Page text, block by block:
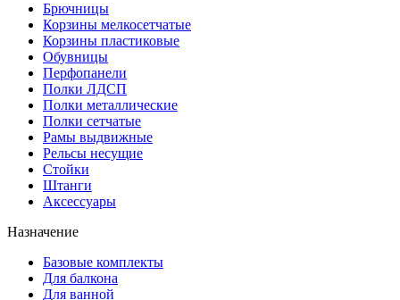
Брючницы
Корзины мелкосетчатые
Корзины пластиковые
Обувницы
Перфопанели
Полки ЛДСП
Полки металлические
Полки сетчатые
Рамы выдвижные
Рельсы несущие
Стойки
Штанги
Аксессуары
Назначение
Базовые комплекты
Для балкона
Для ванной